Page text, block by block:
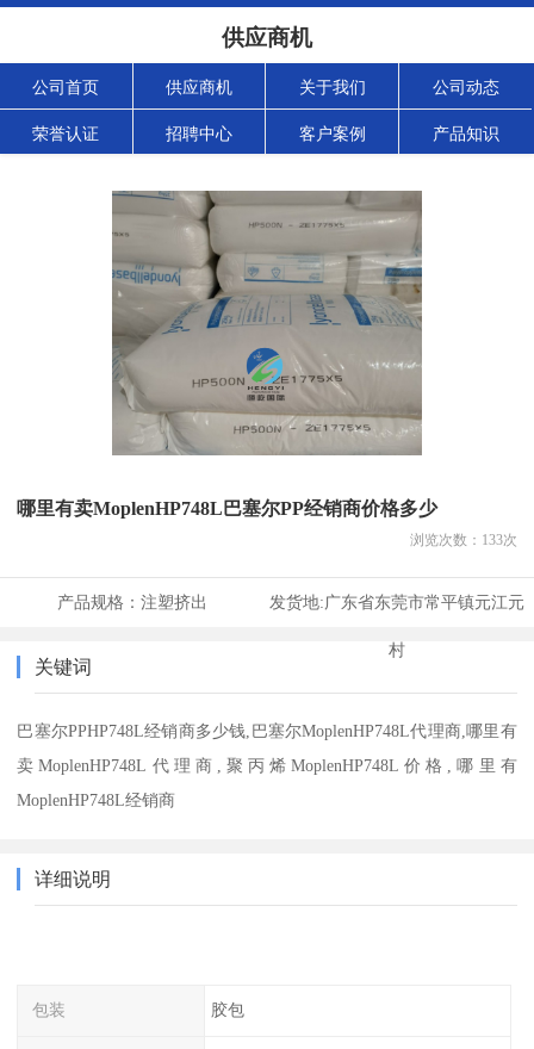
供应商机
公司首页 供应商机 关于我们 公司动态
荣誉认证 招聘中心 客户案例 产品知识
哪里有卖MoplenHP748L巴塞尔PP经销商价格多少
浏览次数： 133次
产品规格： 注塑挤出 发货地:广东省东莞市常平镇元江元
村
关键词
巴塞尔PPHP748L经销商多少钱,巴塞尔MoplenHP748L代理商,哪里有
卖MoplenHP748L代理商,聚丙烯MoplenHP748L价格,哪里有
MoplenHP748L经销商
详细说明
包装 胶包